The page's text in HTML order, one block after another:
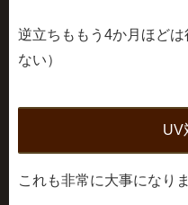
逆立ちももう4か月ほど
ない）
UV
これも非常に大事になりま